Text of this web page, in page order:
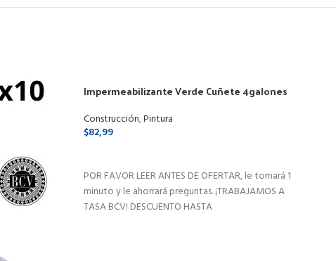
Impermeabilizante Verde Cuñete 4galones
Construcción,Pintura
$82,99
POR FAVOR LEER ANTES DE OFERTAR, le tomará 1
minuto y le ahorrará preguntas. ¡TRABAJAMOS A
TASA BCV! DESCUENTO HASTA